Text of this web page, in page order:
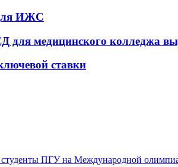
ИЖС
для медицинского колледжа
ставки
студенты ПГУ на Международной